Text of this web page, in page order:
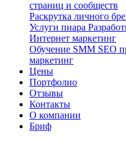
страниц и сообществ
Раскрутка личного
Услуги пиара
Интернет маркетинг
Обучение SMM SEO
маркетинг
Цены
Портфолио
Отзывы
Контакты
О компании
Бриф